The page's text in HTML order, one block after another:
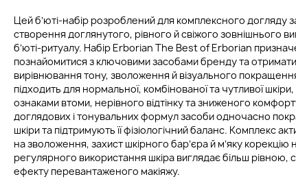
Цей бʼюті-набір розроблений для комплексного догляду
створення доглянутого, рівного й свіжого зовнішнього
бʼюті-ритуалу. Набір Erborian The Best of Erborian
познайомитися з ключовими засобами бренду та
вирівнювання тону, зволоження й візуального
підходить для нормальної, комбінованої та чутливої
ознаками втоми, нерівного відтінку та зниженого
доглядових і тонувальних формул засоби одночасно
шкіри та підтримують її фізіологічний баланс. Комплекс
на зволоження, захист шкірного барʼєра й мʼяку
регулярного використання шкіра виглядає більш рівною,
ефекту перевантаженого макіяжу.